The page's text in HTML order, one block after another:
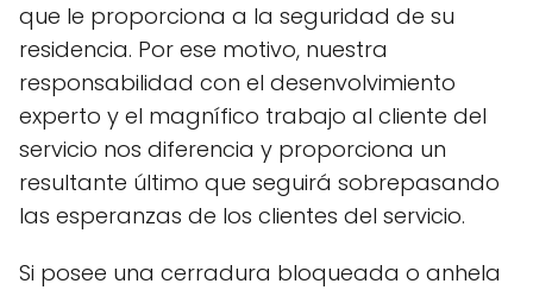
que le proporciona a la seguridad de su
residencia. Por ese motivo, nuestra
responsabilidad con el desenvolvimiento
experto y el magnífico trabajo al cliente del
servicio nos diferencia y proporciona un
resultante último que seguirá sobrepasando
las esperanzas de los clientes del servicio.
Si posee una cerradura bloqueada o anhela